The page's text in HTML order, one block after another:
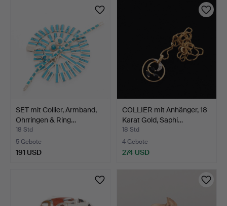
SET mit Collier, Armband,
Ohrringen & Ring…
18 Std
5 Gebote
191 USD
COLLIER mit Anhänger, 18
Karat Gold, Saphi…
18 Std
4 Gebote
274 USD